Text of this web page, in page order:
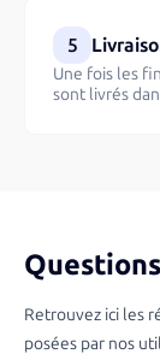
5
Une fois les
sont livrés
Retrouvez ici les
posées par nos